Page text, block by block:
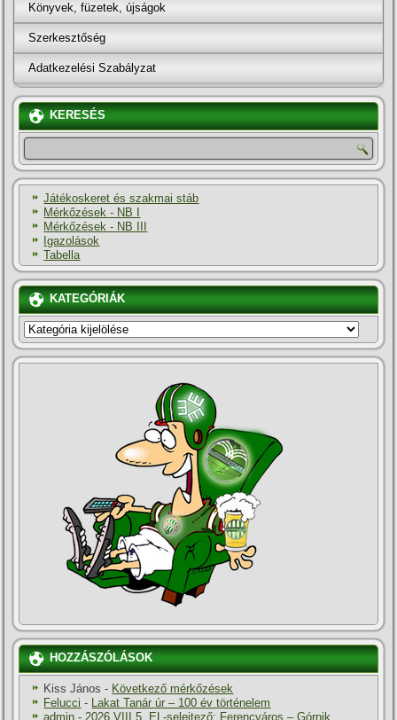
Könyvek, füzetek, újságok
Szerkesztőség
Adatkezelési Szabályzat
KERESÉS
Játékoskeret és szakmai stáb
Mérkőzések - NB I
Mérkőzések - NB III
Igazolások
Tabella
KATEGÓRIÁK
KATEGÓRIÁK
HOZZÁSZÓLÁSOK
Kiss János - Következő mérkőzések
Felucci - Lakat Tanár úr – 100 év történelem
admin - 2026.VIII.5. EL-selejtező: Ferencváros – Górnik